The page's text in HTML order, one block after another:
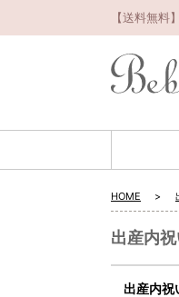
【送料無
HOME
出産内
出産内祝